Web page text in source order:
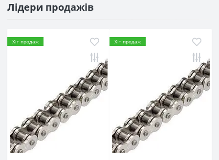
Лідери продажів
Хіт продаж Хіт продаж